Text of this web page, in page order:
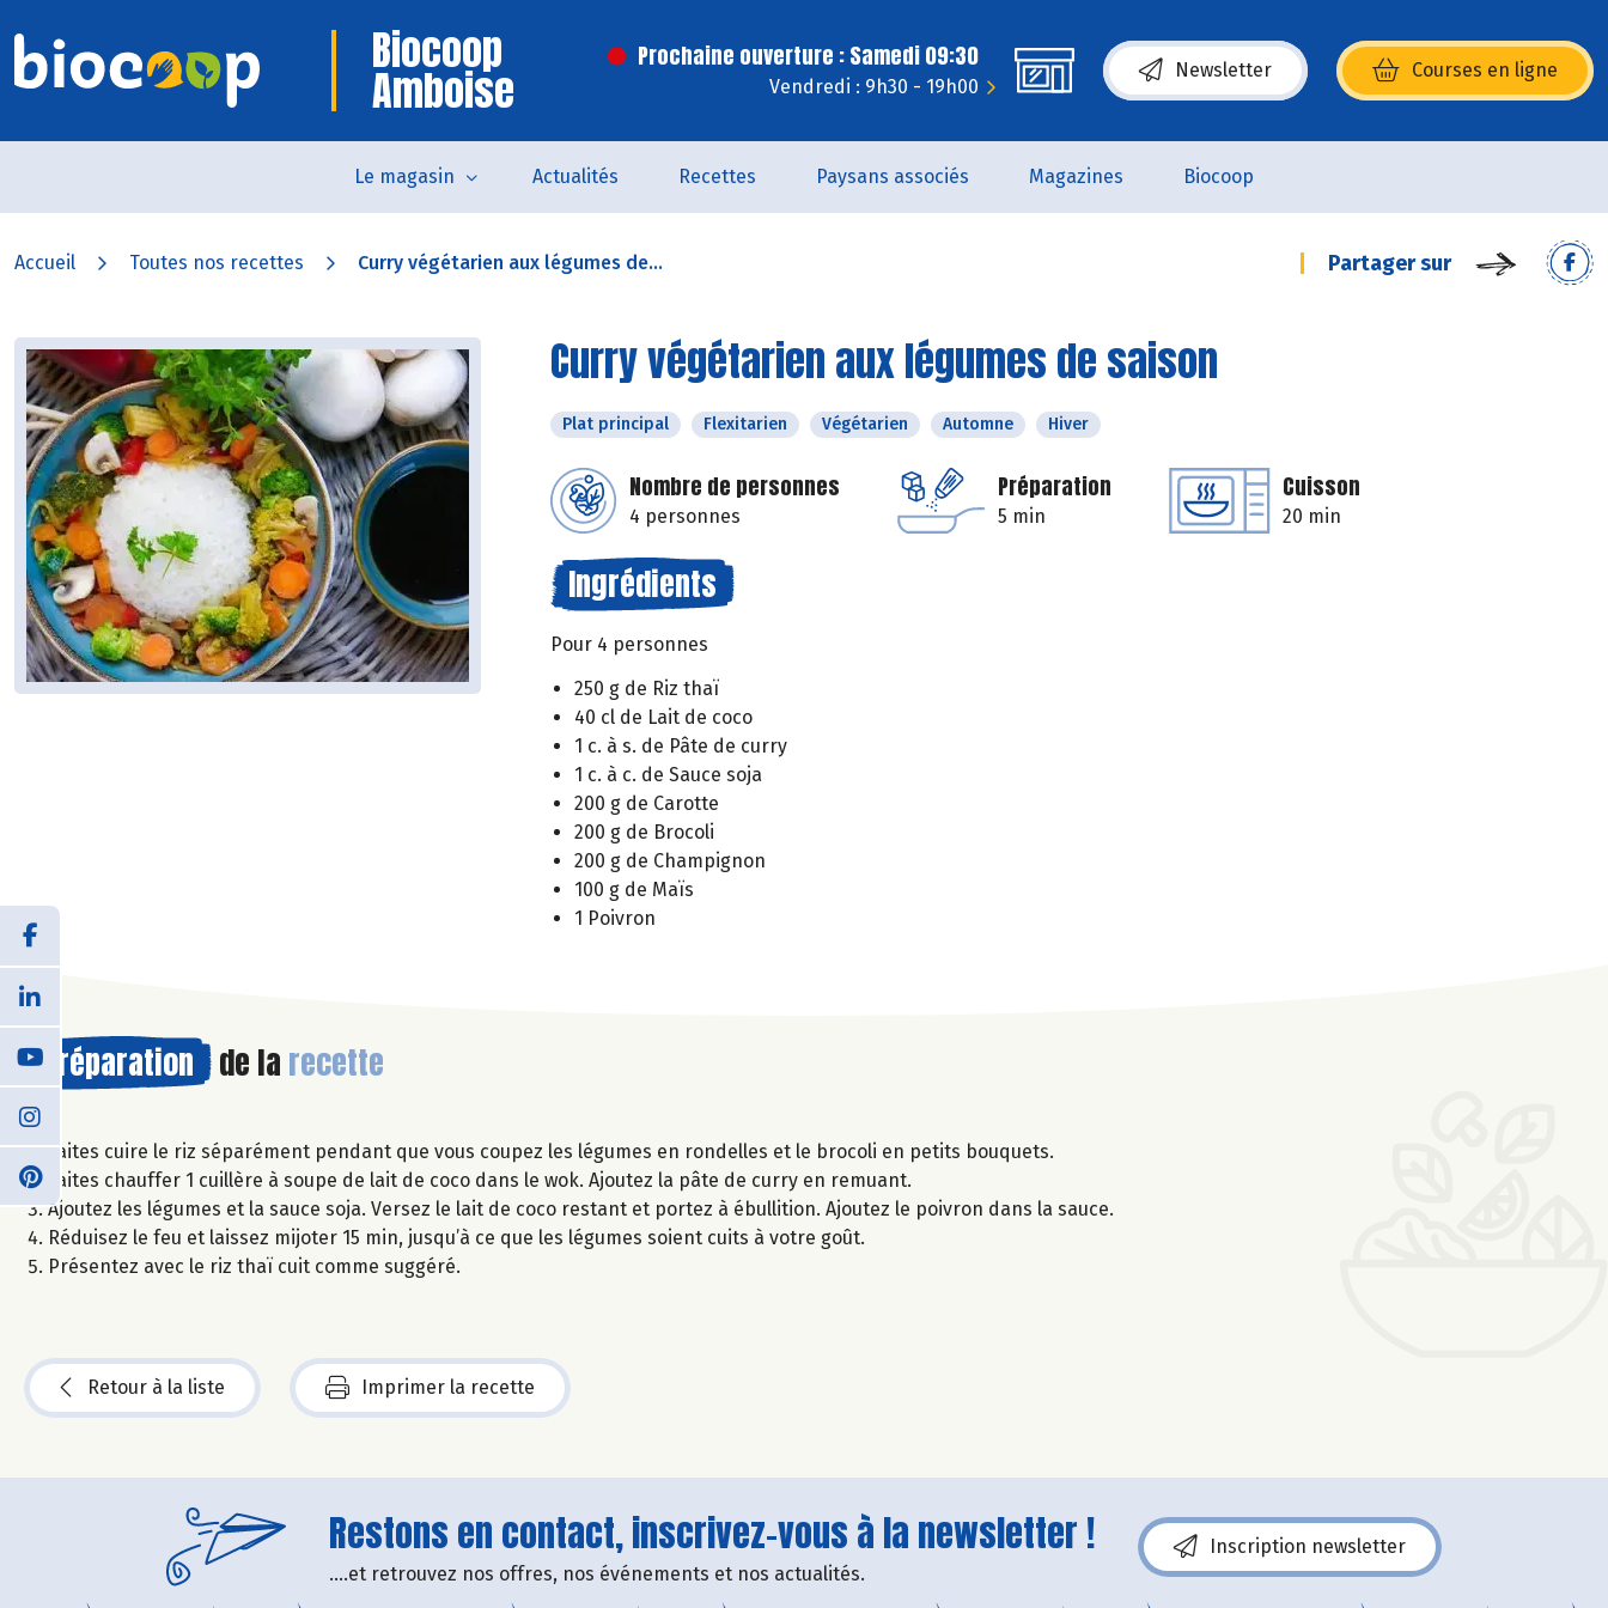
Biocoop
Amboise
Prochaine ouverture : Samedi 09:30
Vendredi : 9h30 - 19h00
Newsletter Courses en ligne
(s’ouvre dans une nouvelle fenêtre)
Le magasin Actualités Recettes Paysans associés Magazines Biocoop
Accueil Toutes nos recettes Curry végétarien aux légumes de... Partager sur
Curry végétarien aux légumes de saison
Plat principal Flexitarien Végétarien Automne Hiver
Nombre de personnes
4 personnes
Préparation
5 min
Cuisson
20 min
Ingrédients
Pour 4 personnes
250 g de Riz thaï
40 cl de Lait de coco
1 c. à s. de Pâte de curry
1 c. à c. de Sauce soja
200 g de Carotte
200 g de Brocoli
200 g de Champignon
100 g de Maïs
1 Poivron
Préparation de la recette
Faites cuire le riz séparément pendant que vous coupez les légumes en rondelles et le brocoli en petits bouquets.
Faites chauffer 1 cuillère à soupe de lait de coco dans le wok. Ajoutez la pâte de curry en remuant.
Ajoutez les légumes et la sauce soja. Versez le lait de coco restant et portez à ébullition. Ajoutez le poivron dans la sauce.
Réduisez le feu et laissez mijoter 15 min, jusqu’à ce que les légumes soient cuits à votre goût.
Présentez avec le riz thaï cuit comme suggéré.
Retour à la liste Imprimer la recette
Restons en contact, inscrivez-vous à la newsletter !
....et retrouvez nos offres, nos événements et nos actualités.
Inscription newsletter